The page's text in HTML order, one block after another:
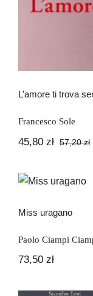
L’amore ti trova
Francesco Sole
57,20zł
45,80 zł
Miss uragano
Paolo Ciampi
73,50 zł